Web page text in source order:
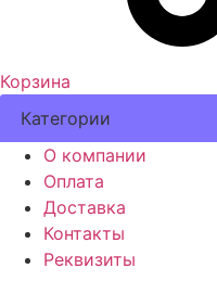
Корзина
Категории
О компании
Оплата
Доставка
Контакты
Реквизиты